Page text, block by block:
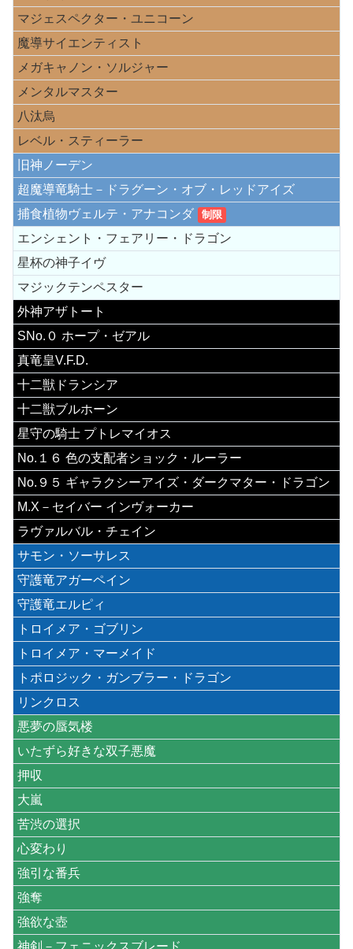
マジェスペクター・ユニコーン
魔導サイエンティスト
メガキャノン・ソルジャー
メンタルマスター
八汰烏
レベル・スティーラー
旧神ノーデン
超魔導竜騎士－ドラグーン・オブ・レッドアイズ
捕食植物ヴェルテ・アナコンダ
制限
エンシェント・フェアリー・ドラゴン
星杯の神子イヴ
マジックテンペスター
外神アザトート
SNo.０ ホープ・ゼアル
真竜皇V.F.D.
十二獣ドランシア
十二獣ブルホーン
星守の騎士 プトレマイオス
No.１６ 色の支配者ショック・ルーラー
No.９５ ギャラクシーアイズ・ダークマター・ドラゴン
M.X－セイバー インヴォーカー
ラヴァルバル・チェイン
サモン・ソーサレス
守護竜アガーペイン
守護竜エルピィ
トロイメア・ゴブリン
トロイメア・マーメイド
トポロジック・ガンブラー・ドラゴン
リンクロス
悪夢の蜃気楼
いたずら好きな双子悪魔
押収
大嵐
苦渋の選択
心変わり
強引な番兵
強奪
強欲な壺
神剣－フェニックスブレード